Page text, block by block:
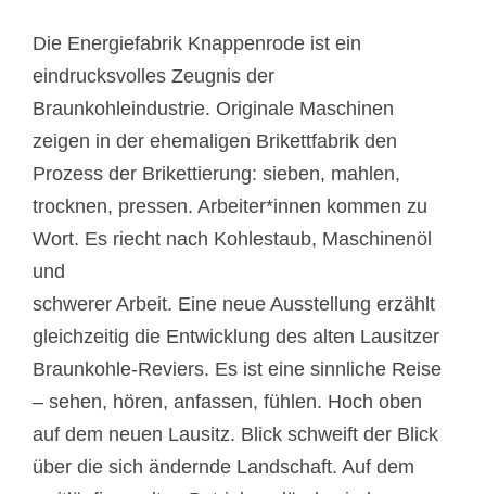
Die Energiefabrik Knappenrode ist ein
eindrucksvolles Zeugnis der
Braunkohleindustrie. Originale Maschinen
zeigen in der ehemaligen Brikettfabrik den
Prozess der Brikettierung: sieben, mahlen,
trocknen, pressen. Arbeiter*innen kommen zu
Wort. Es riecht nach Kohlestaub, Maschinenöl
und
schwerer Arbeit. Eine neue Ausstellung erzählt
gleichzeitig die Entwicklung des alten Lausitzer
Braunkohle-Reviers. Es ist eine sinnliche Reise
– sehen, hören, anfassen, fühlen. Hoch oben
auf dem neuen Lausitz. Blick schweift der Blick
über die sich ändernde Landschaft. Auf dem